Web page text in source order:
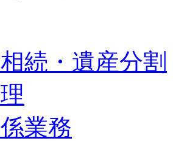
続・遺産分割
業務